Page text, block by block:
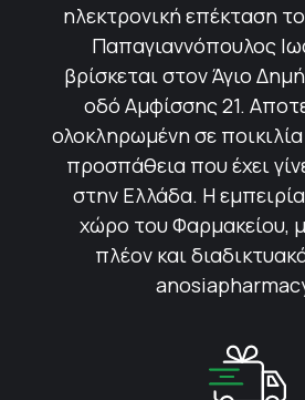
ηλεκτρονική επέκταση
Παπαγιαννόπουλος
βρίσκεται στον Άγιο
οδό Αμφίσσης 21.
ολοκληρωμένη σε ποικιλία
προσπάθεια που έχει
στην Ελλάδα. Η
χώρο του Φαρμακείου,
πλέον και